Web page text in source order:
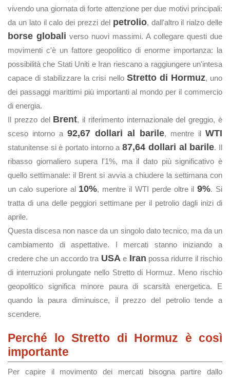
vivendo una giornata di forte attenzione per due motivi principali:
da un lato il calo dei prezzi del petrolio, dall'altro il rialzo delle
borse globali verso nuovi massimi. A collegare questi due
movimenti c'è un fattore geopolitico di enorme importanza: la
possibilità che Stati Uniti e Iran riescano a raggiungere un'intesa
capace di stabilizzare la crisi nello Stretto di Hormuz, uno
dei passaggi marittimi più importanti al mondo per il commercio
di energia.
Il prezzo del Brent, il riferimento internazionale del greggio, è
sceso intorno a 92,67 dollari al barile, mentre il WTI
statunitense si è portato intorno a87,64 dollari al barile. Il
ribasso giornaliero supera l'1%, ma il dato più significativo è
quello settimanale: il Brent si avvia a chiudere la settimana con
un calo superiore al 10%, mentre il WTI perde oltre il9%. Si
tratta di una delle peggiori settimane per il petrolio dagli inizi di
aprile.
Questa discesa non nasce da un singolo dato tecnico, ma da un
cambiamento di aspettative. I mercati stanno iniziando a
credere che un accordo tra USA e Iran possa ridurre il rischio
di interruzioni prolungate nello Stretto di Hormuz. Meno rischio
geopolitico significa minore paura di scarsità energetica. E
quando la paura diminuisce, il prezzo del petrolio tende a
scendere.
Perché lo Stretto di Hormuz è così
importante
Per capire il movimento dei mercati bisogna partire dallo